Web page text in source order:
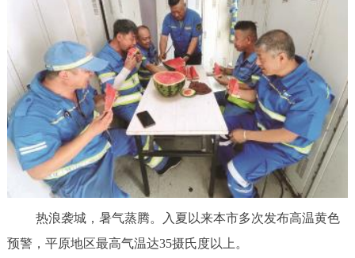
政策兑现 政策解读 回应关切
决策公开 专题公开
政务服务
个人服务 法人服务 部门服务
便民服务 利企服务 投资项目
中介服务 阳光政务
热浪袭城，暑气蒸腾。入夏以来本市多次发布高温黄色
预警，平原地区最高气温达35摄氏度以上。